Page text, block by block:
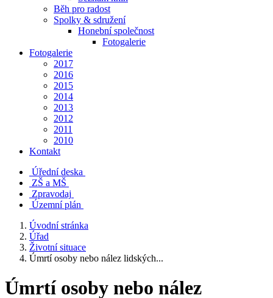
Běh pro radost
Spolky & sdružení
Honební společnost
Fotogalerie
Fotogalerie
2017
2016
2015
2014
2013
2012
2011
2010
Kontakt
Úřední deska
ZŠ a MŠ
Zpravodaj
Územní plán
Úvodní stránka
Úřad
Životní situace
Úmrtí osoby nebo nález lidských...
Úmrtí osoby nebo nález